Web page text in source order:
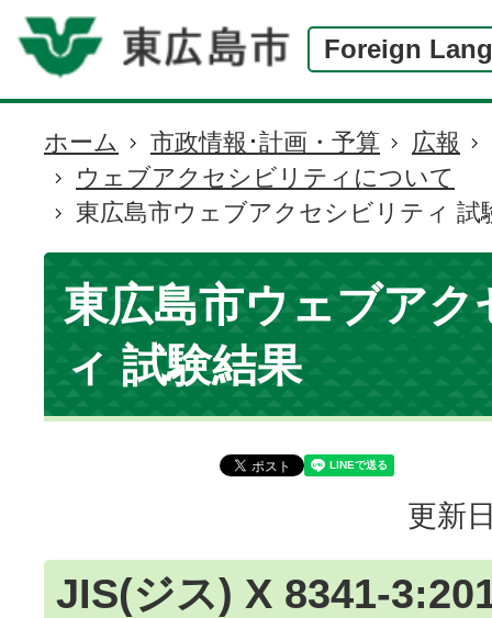
Foreign
現
在
の
位
置
ホーム 市政情報･計画・予算
広報
ウェブアクセシビリティについて
東広島市ウェブアクセシビリティ 試
東広島市ウェブアク
ィ 試験結果
更新
JIS(ジス) X 8341-